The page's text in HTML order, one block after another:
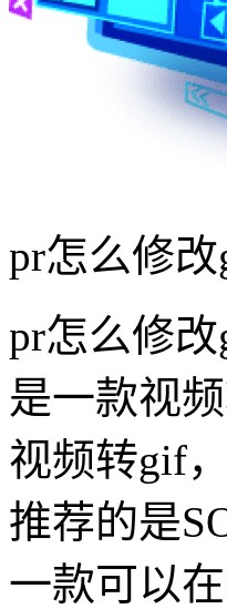
pr怎么修
pr怎么修
是一款视
视频转gif
推荐的是
一款可以